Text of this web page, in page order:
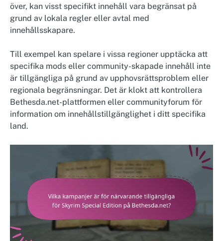
över, kan visst specifikt innehåll vara begränsat på
grund av lokala regler eller avtal med
innehållsskapare.
Till exempel kan spelare i vissa regioner upptäcka att
specifika mods eller community-skapade innehåll inte
är tillgängliga på grund av upphovsrättsproblem eller
regionala begränsningar. Det är klokt att kontrollera
Bethesda.net-plattformen eller communityforum för
information om innehållstillgänglighet i ditt specifika
land.